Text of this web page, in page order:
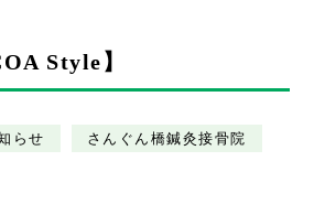
Style】
らせ さんぐん橋鍼灸接骨院